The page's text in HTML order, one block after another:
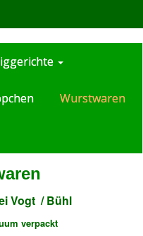
Wurstwaren
Vogt / Bühl
verpackt